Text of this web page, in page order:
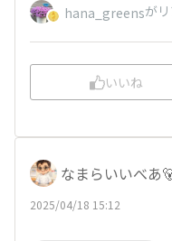
hana_greensが
いいね
なまらいいべあ
2025/04/18 15:12